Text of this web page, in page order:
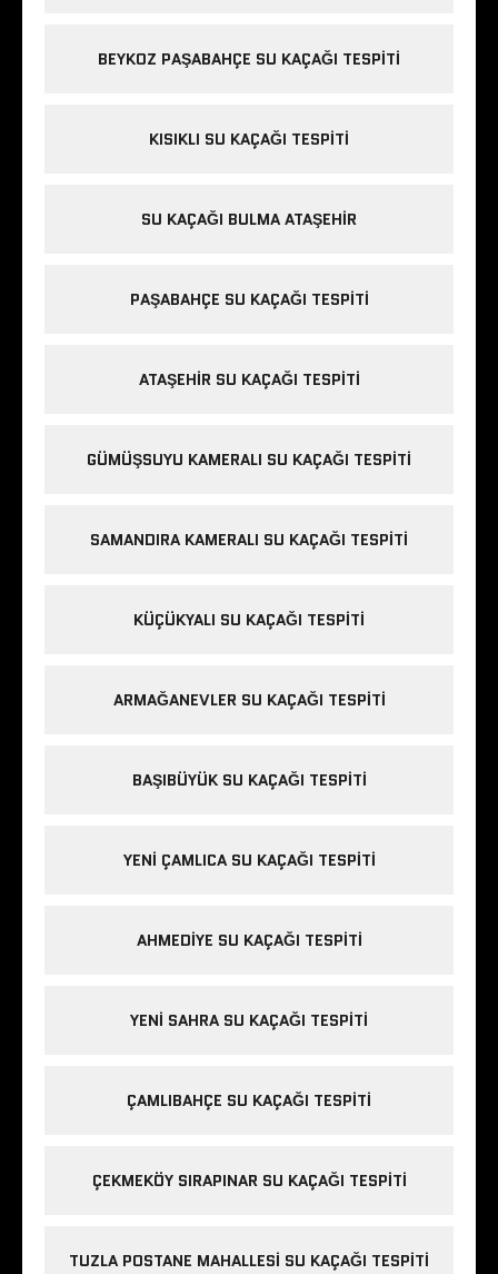
BEYKOZ PAŞABAHÇE SU KAÇAĞI TESPITI
KISIKLI SU KAÇAĞI TESPITI
SU KAÇAĞI BULMA ATAŞEHIR
PAŞABAHÇE SU KAÇAĞI TESPITI
ATAŞEHIR SU KAÇAĞI TESPITI
GÜMÜŞSUYU KAMERALI SU KAÇAĞI TESPITI
SAMANDIRA KAMERALI SU KAÇAĞI TESPITI
KÜÇÜKYALI SU KAÇAĞI TESPITI
ARMAĞANEVLER SU KAÇAĞI TESPITI
BAŞIBÜYÜK SU KAÇAĞI TESPITI
YENI ÇAMLICA SU KAÇAĞI TESPITI
AHMEDIYE SU KAÇAĞI TESPITI
YENI SAHRA SU KAÇAĞI TESPITI
ÇAMLIBAHÇE SU KAÇAĞI TESPITI
ÇEKMEKÖY SIRAPINAR SU KAÇAĞI TESPITI
TUZLA POSTANE MAHALLESI SU KAÇAĞI TESPITI